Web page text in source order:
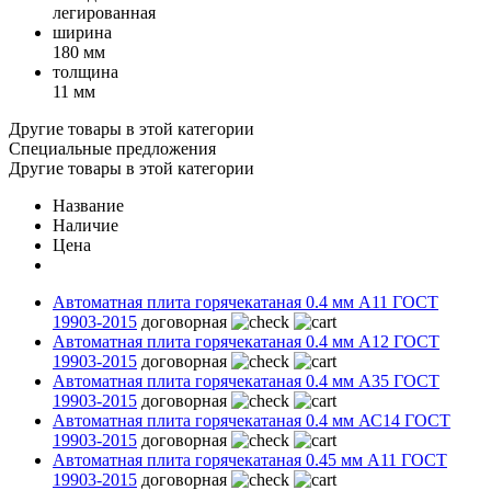
легированная
ширина
180 мм
толщина
11 мм
Другие товары в этой категории
Специальные предложения
Другие товары в этой категории
Название
Наличие
Цена
Автоматная плита горячекатаная 0.4 мм А11 ГОСТ
19903-2015 договорная
Автоматная плита горячекатаная 0.4 мм А12 ГОСТ
19903-2015 договорная
Автоматная плита горячекатаная 0.4 мм А35 ГОСТ
19903-2015 договорная
Автоматная плита горячекатаная 0.4 мм АС14 ГОСТ
19903-2015 договорная
Автоматная плита горячекатаная 0.45 мм А11 ГОСТ
19903-2015 договорная